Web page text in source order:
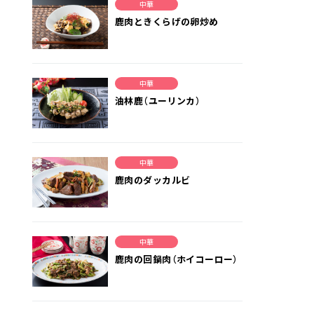
中華
鹿肉ときくらげの卵炒め
中華
油林鹿（ユーリンカ）
中華
鹿肉のダッカルビ
中華
鹿肉の回鍋肉（ホイコーロー）